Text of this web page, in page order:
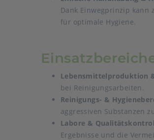
Dank Einwegprinzip
für optimale Hygiene.
Lebensmittelproduktion
bei Reinigungsarbeiten.
Reinigungs- &
aggressiven Substanzen
Labore &
Ergebnisse und die